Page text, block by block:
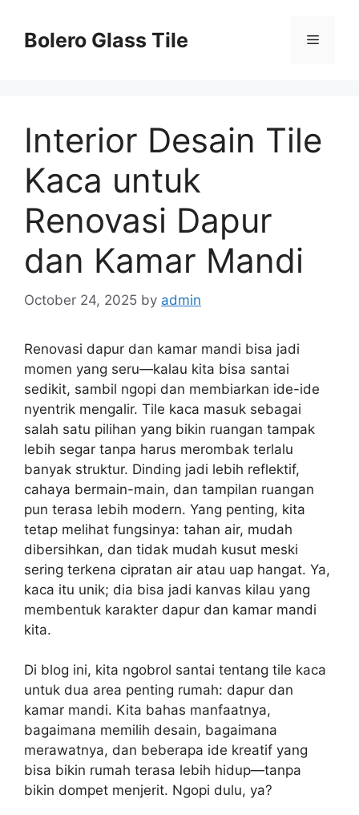
contentBolero Glass Tile Menu
Interior Desain Tile
Kaca untuk
Renovasi Dapur
dan Kamar Mandi
October 24, 2025 by admin
Renovasi dapur dan kamar mandi bisa jadi
momen yang seru—kalau kita bisa santai
sedikit, sambil ngopi dan membiarkan ide-ide
nyentrik mengalir. Tile kaca masuk sebagai
salah satu pilihan yang bikin ruangan tampak
lebih segar tanpa harus merombak terlalu
banyak struktur. Dinding jadi lebih reflektif,
cahaya bermain-main, dan tampilan ruangan
pun terasa lebih modern. Yang penting, kita
tetap melihat fungsinya: tahan air, mudah
dibersihkan, dan tidak mudah kusut meski
sering terkena cipratan air atau uap hangat. Ya,
kaca itu unik; dia bisa jadi kanvas kilau yang
membentuk karakter dapur dan kamar mandi
kita.
Di blog ini, kita ngobrol santai tentang tile kaca
untuk dua area penting rumah: dapur dan
kamar mandi. Kita bahas manfaatnya,
bagaimana memilih desain, bagaimana
merawatnya, dan beberapa ide kreatif yang
bisa bikin rumah terasa lebih hidup—tanpa
bikin dompet menjerit. Ngopi dulu, ya?